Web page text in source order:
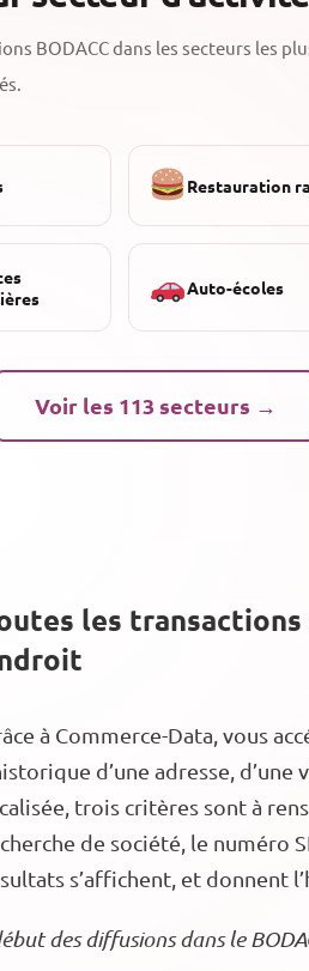
BODACC dans les secteurs les
Restauration
Auto-écoles
Voir les 113 secteurs →
les
à Commerce-Data, vous
d’une adresse,
trois critères sont à
de société, le numéro
s’affichent, et donnent
des diffusions dans le